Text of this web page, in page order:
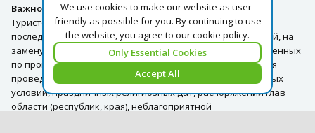
Важно!
Туристская компания оставляет за собой право менять
последовательность автобусных и пешеходных экскурсий, на
замену их равноценными. Также возможна замена заявленных
по программе гостиниц на равноценные. Порядок и время
проведения экскурсий может быть изменен из-за погодных
условий, праздничных религиозных дат, распоряжений глав
области (республик, края), неблагоприятной
We use cookies to make our website as user-
friendly as possible for you. By continuing to use
the website, you agree to our cookie policy.
Only Essential Cookies
Accept All